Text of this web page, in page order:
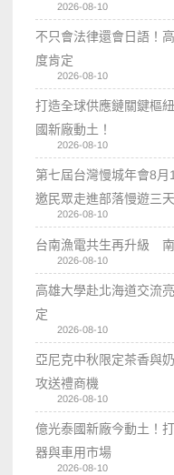
2026-08-10
不只會法律還會日語！
度肯定
2026-08-10
打造全球供應鏈關鍵樞
國新廠動土！
2026-08-10
第七屆台灣慢城年會8
邀民眾走進部落慢遊三天
2026-08-10
台南漁電共生再升級
2026-08-10
高雄大學赴北海道交流
定
2026-08-10
亞尼克中秋限定茶香與
攻送禮商機
2026-08-10
億光泰國新廠今動土！
器與車用市場
2026-08-10